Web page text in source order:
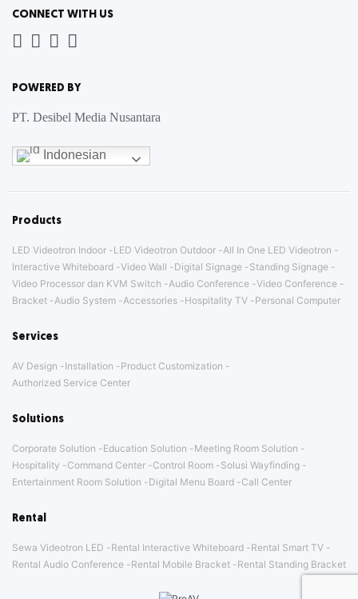
CONNECT WITH US
POWERED BY
PT. Desibel Media Nusantara
Indonesian
Products
LED Videotron Indoor LED Videotron Outdoor
All In One LED Videotron
Interactive Whiteboard Video Wall Digital Signage
Standing Signage
Video Processor dan KVM Switch
Audio Conference Video Conference
Bracket
Audio System Accessories Hospitality TV Personal Computer
Services
AV Design Installation
Product Customization
Authorized Service Center
Solutions
Corporate Solution Education Solution
Meeting Room Solution
Hospitality
Command Center Control Room
Solusi Wayfinding
Entertainment Room Solution
Digital Menu Board Call Center
Rental
Sewa Videotron LED Rental Interactive Whiteboard
Rental Smart TV
Rental Audio Conference
Rental Mobile Bracket Rental Standing Bracket